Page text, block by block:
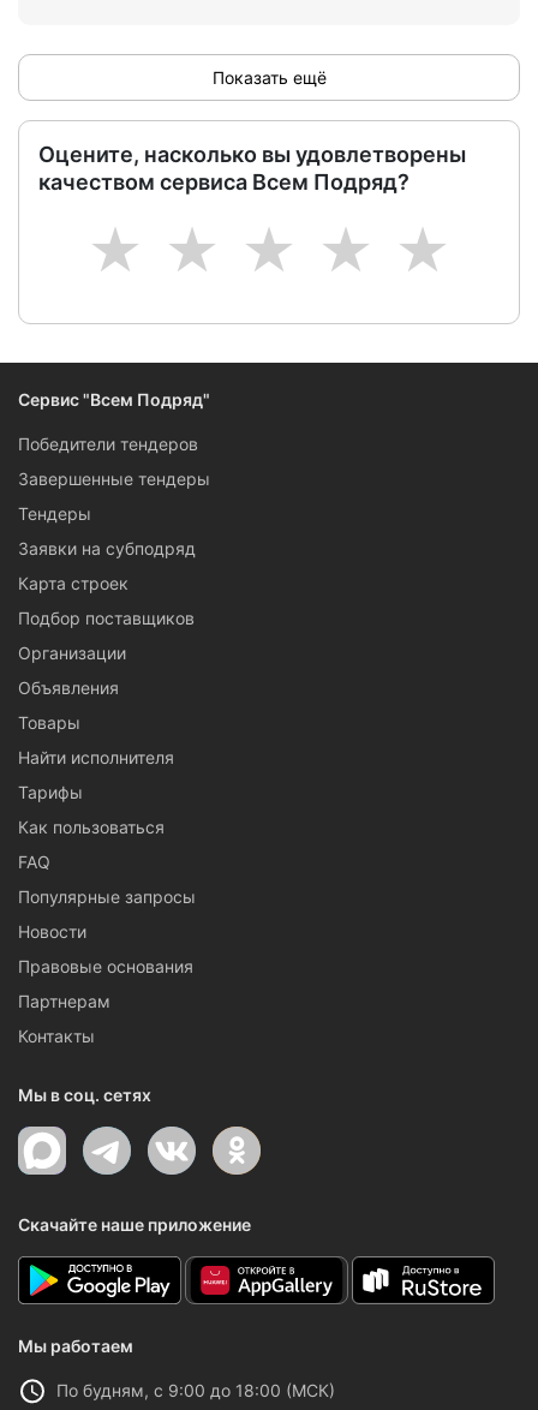
Показать ещё
Оцените, насколько вы удовлетворены
качеством сервиса Всем Подряд?
5
4
3
2
1
Сервис "Всем Подряд"
Победители тендеров
Завершенные тендеры
Тендеры
Заявки на субподряд
Карта строек
Подбор поставщиков
Организации
Объявления
Товары
Найти исполнителя
Тарифы
Как пользоваться
FAQ
Популярные запросы
Новости
Правовые основания
Партнерам
Контакты
Мы в соц. сетях
Скачайте наше приложение
Мы работаем
По будням, с 9:00 до 18:00 (МСК)